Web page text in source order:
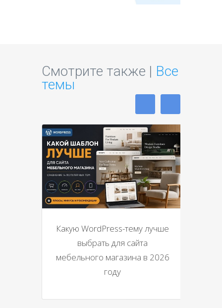
Смотрите также | Все
темы
Какую WordPress-тему лучше
выбрать для сайта
мебельного магазина в 2026
году